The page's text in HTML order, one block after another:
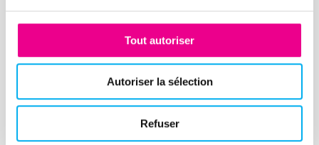
Tout autoriser
Autoriser la sélection
Refuser
entreprises. Selon l'ANCR, syndicat
national des cabinets de recouvrement
de créances et de renseignements
commerciaux, les créances impayées
représentent 56 milliards d’euros en
France.